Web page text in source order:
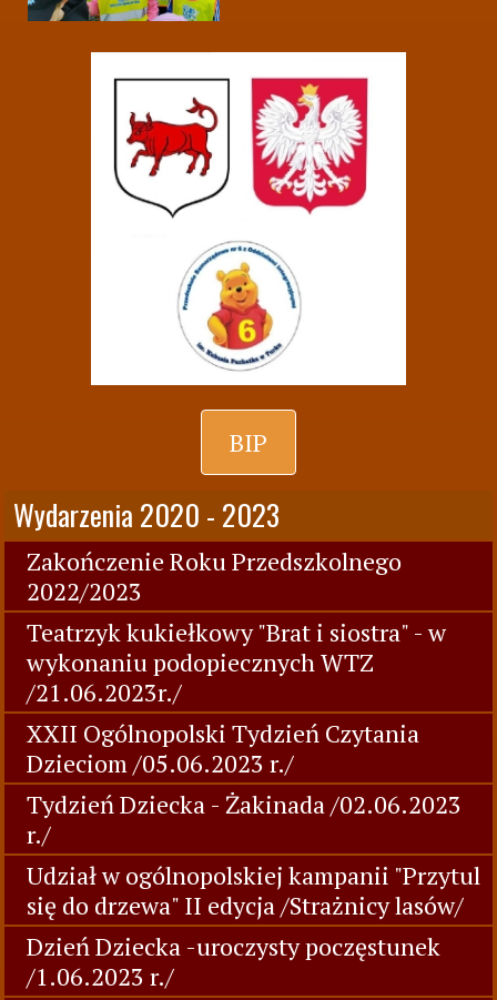
BIP
Wydarzenia 2020 - 2023
Zakończenie Roku Przedszkolnego
2022/2023
Teatrzyk kukiełkowy "Brat i siostra" - w
wykonaniu podopiecznych WTZ
/21.06.2023r./
XXII Ogólnopolski Tydzień Czytania
Dzieciom /05.06.2023 r./
Tydzień Dziecka - Żakinada /02.06.2023
r./
Udział w ogólnopolskiej kampanii "Przytul
się do drzewa" II edycja /Strażnicy lasów/
Dzień Dziecka -uroczysty poczęstunek
/1.06.2023 r./